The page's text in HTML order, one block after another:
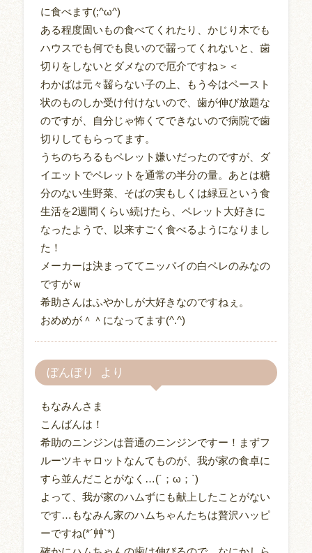
に食べます(;^ω^)
ある程度固いもの食べてくれたり、かじり木でも
ハウスでも何でも良いので齧ってくれないと、歯
切りをしないとダメなので厄介ですね＞＜
わかばは元々齧らない子の上、もう今はペースト
状のものしか受け付けないので、歯が伸び放題な
のですが、自分じゃ怖くてできないので病院で歯
切りしてもらってます。
うちのちろるもペレット嫌いだったのですが、ダ
イエットでペレットを通常の半分の量。あとは糖
分のない生野菜、そばの実もしくは緑豆という食
生活を2週間くらい続けたら、ペレット大好きに
なったようで、以来すごく食べるようになりまし
た！
メーカーは決まっててニッパイの白ペレのみなの
ですがｗ
希助さんはふやかしが大好きなのですねぇ。
おめめが＾＾になってます(^.^)
ぼんぼり
もなみんさま
こんばんは！
希助のニンジンは普通のニンジンですー！まずフ
ルーツキャロットなんてものが、我が家の食卓に
すら並んだことがなく…(´；ω；`)
よって、我が家のハムずにも献上したことがない
です…もなみん家のハムちゃんたちは贅沢ハッピ
ーですね(*´艸`*)